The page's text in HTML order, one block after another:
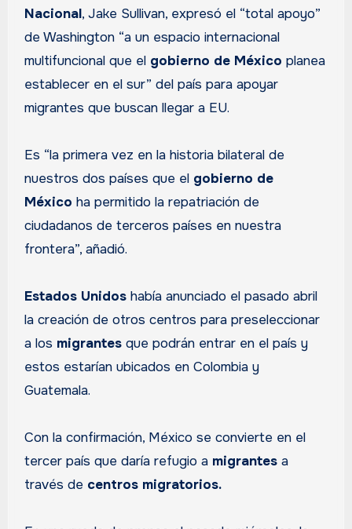
Nacional, Jake Sullivan, expresó el “total apoyo”
de Washington “a un espacio internacional
multifuncional que el gobierno de México planea
establecer en el sur” del país para apoyar
migrantes que buscan llegar a EU.
Es “la primera vez en la historia bilateral de
nuestros dos países que el gobierno de
México ha permitido la repatriación de
ciudadanos de terceros países en nuestra
frontera”, añadió.
Estados Unidoshabía anunciado el pasado abril
la creación de otros centros para preseleccionar
a los migrantes que podrán entrar en el país y
estos estarían ubicados en Colombia y
Guatemala.
Con la confirmación, México se convierte en el
tercer país que daría refugio a migrantesa
través de centros migratorios.